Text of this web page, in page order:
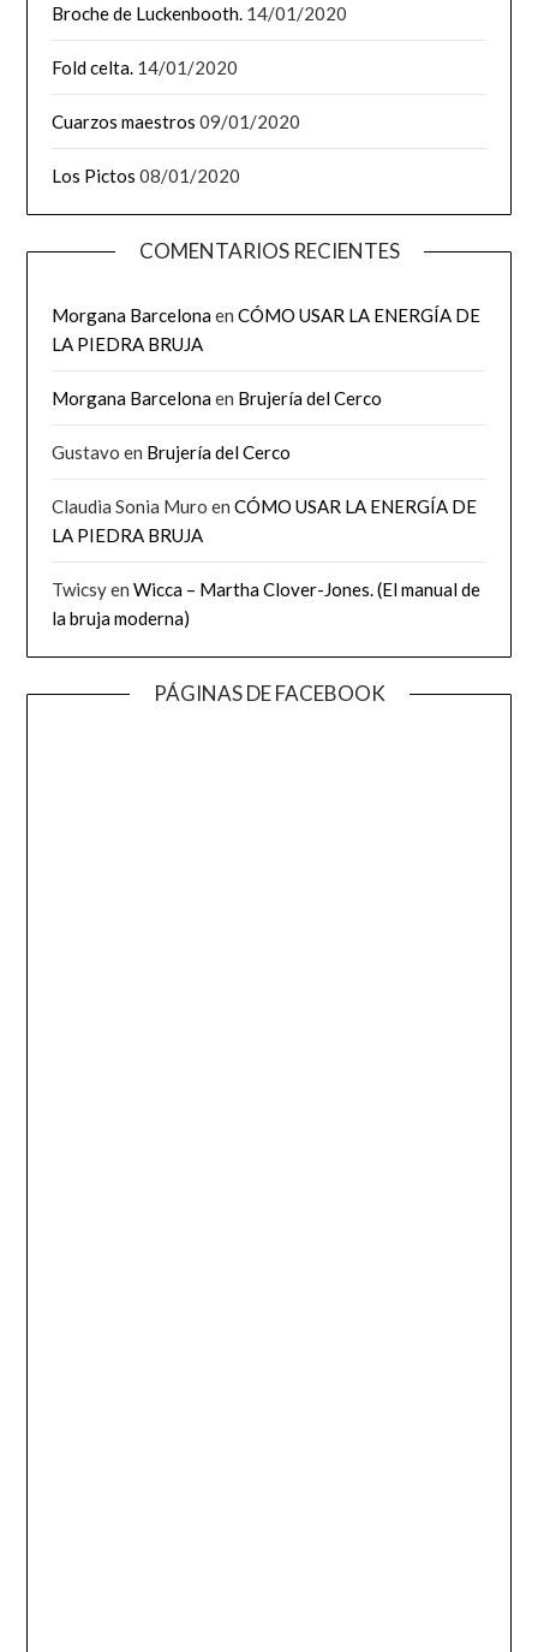
Broche de Luckenbooth. 14/01/2020
Fold celta. 14/01/2020
Cuarzos maestros 09/01/2020
Los Pictos 08/01/2020
COMENTARIOS RECIENTES
Morgana BarcelonaenCÓMO USAR LA ENERGÍA DE
LA PIEDRA BRUJA
Morgana Barcelonaen Brujería del Cerco
Gustavo en Brujería del Cerco
Claudia Sonia Muro enCÓMO USAR LA ENERGÍA DE
LA PIEDRA BRUJA
TwicsyenWicca – Martha Clover-Jones. (El manual de
la bruja moderna)
PÁGINAS DE FACEBOOK